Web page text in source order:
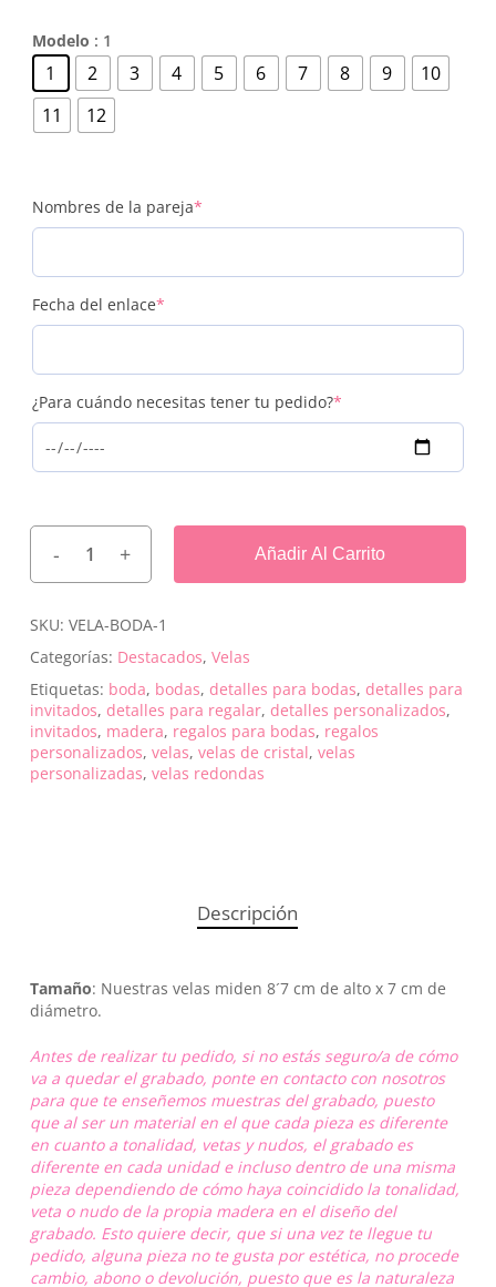
Modelo : 1
1 2 3 4 5 6 7 8 9
10
11
12
Nombres de la pareja*(required)
Fecha del enlace*(required)
¿Para cuándo necesitas tener tu pedido?*(required)
Añadir Al Carrito
SKU: VELA-BODA-1
Categorías: Destacados, Velas
Etiquetas: boda, bodas, detalles para bodas, detalles para
invitados, detalles para regalar, detalles personalizados,
invitados, madera, regalos para bodas, regalos
personalizados, velas, velas de cristal, velas
personalizadas, velas redondas
Descripción
Tamaño: Nuestras velas miden 8´7 cm de alto x 7 cm de
diámetro.
Antes de realizar tu pedido, si no estás seguro/a de cómo
va a quedar el grabado, ponte en contacto con nosotros
para que te enseñemos muestras del grabado, puesto
que al ser un material en el que cada pieza es diferente
en cuanto a tonalidad, vetas y nudos, el grabado es
diferente en cada unidad e incluso dentro de una misma
pieza dependiendo de cómo haya coincidido la tonalidad,
veta o nudo de la propia madera en el diseño del
grabado. Esto quiere decir, que si una vez te llegue tu
pedido, alguna pieza no te gusta por estética, no procede
cambio, abono o devolución, puesto que es la naturaleza